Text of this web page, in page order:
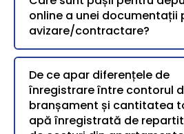
online a unei documentații
avizare/contractare?
De ce apar diferențele de
înregistrare între contorul
branșament și cantitatea
apă înregistrată de